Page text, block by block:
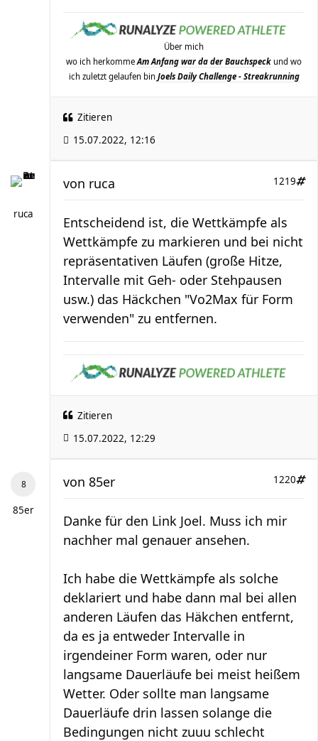
Über mich
wo ich herkommeAm Anfang war da der Bauchspeck und wo
ich zuletzt gelaufen bin Joels Daily Challenge - Streakrunning
Zitieren
15.07.2022, 12:16
ruca
1219
von ruca
Entscheidend ist, die Wettkämpfe als
Wettkämpfe zu markieren und bei nicht
repräsentativen Läufen (große Hitze,
Intervalle mit Geh- oder Stehpausen
usw.) das Häckchen "Vo2Max für Form
verwenden" zu entfernen.
Zitieren
15.07.2022, 12:29
85er
1220
von 85er
Danke für den Link Joel. Muss ich mir
nachher mal genauer ansehen.
Ich habe die Wettkämpfe als solche
deklariert und habe dann mal bei allen
anderen Läufen das Häkchen entfernt,
da es ja entweder Intervalle in
irgendeiner Form waren, oder nur
langsame Dauerläufe bei meist heißem
Wetter. Oder sollte man langsame
Dauerläufe drin lassen solange die
Bedingungen nicht zuuu schlecht